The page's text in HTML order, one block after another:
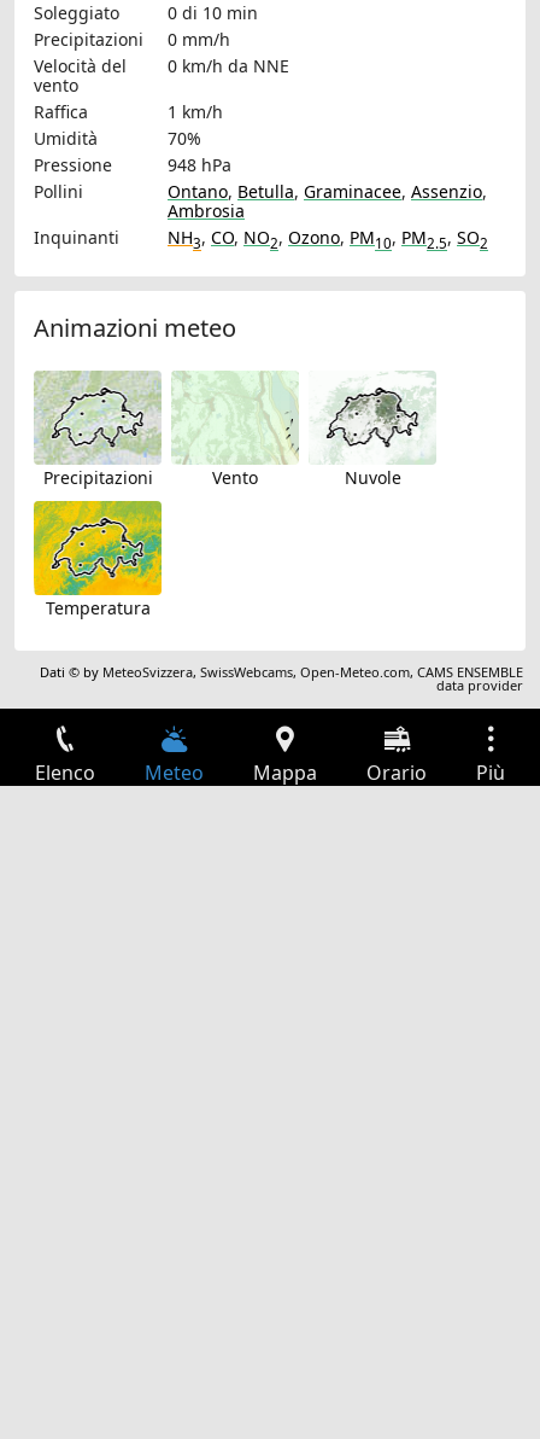
Soleggiato
0 di 10 min
Precipitazioni
0 mm/h
Velocità del
vento
0 km/h da NNE
Raffica
1 km/h
Umidità
70%
Pressione
948 hPa
Pollini
Ontano, Betulla, Graminacee, Assenzio,
Ambrosia
Inquinanti
NH3, CO, NO2, Ozono, PM10, PM2.5, SO2
Animazioni meteo
Precipitazioni Vento Nuvole
Temperatura
Dati © by MeteoSvizzera,SwissWebcams,Open-Meteo.com,CAMS ENSEMBLE
data provider
Elenco Meteo Mappa Orario Più